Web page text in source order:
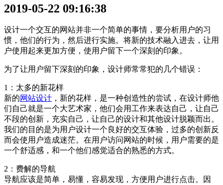
2019-05-22 09:16:38
设计一个交互的网站并非一个简单的事情，要分析用户的习
惯，他们的行为，然后进行实施。将新的技术融入进去，让用
户使用起来更加方便，使用户留下一个深刻的印象。
为了让用户留下深刻的印象，设计师常常犯的几个错误：
1：太多的新花样
新的网站设计 ，新的花样，是一种创造性的尝试，在设计师他
们自己就是一个大艺术家，他们会用工作来表达自己，让自己
不段的创新，充实自己，让自己的设计和其他设计脱颖而出。
我们的目的是为用户设计一个良好的交互体验，过多的创新反
而会使用户造成迷茫。在用户访问网站的时候，用户需要的是
一个舒适感，和一个他们感觉适合的熟悉的方式。
2：费解的导航
导航应该是简单，易懂，容易发现，方便用户进行点击。因